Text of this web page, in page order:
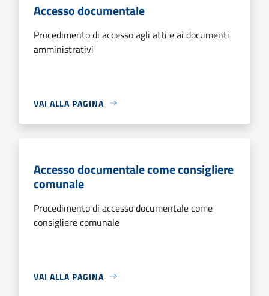
Accesso documentale
Procedimento di accesso agli atti e ai documenti
amministrativi
VAI ALLA PAGINA
Accesso documentale come consigliere
comunale
Procedimento di accesso documentale come
consigliere comunale
VAI ALLA PAGINA